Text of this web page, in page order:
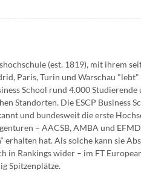
(est. 1819), mit ihrem
Paris, Turin und Warschau
School rund 4.000 Studierende
Standorten. Die ESCP Business
und bundesweit die erste
– AACSB, AMBA und EFMD
hat. Als solche kann sie
Rankings wider – im FT
Spitzenplätze.